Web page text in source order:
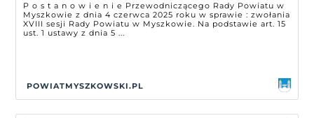
P o s t a n o w i e n i e Przewodniczącego Rady Powiatu w
Myszkowie z dnia 4 czerwca 2025 roku w sprawie : zwołania
XVIII sesji Rady Powiatu w Myszkowie. Na podstawie art. 15
ust. 1 ustawy z dnia 5 ...
POWIATMYSZKOWSKI.PL